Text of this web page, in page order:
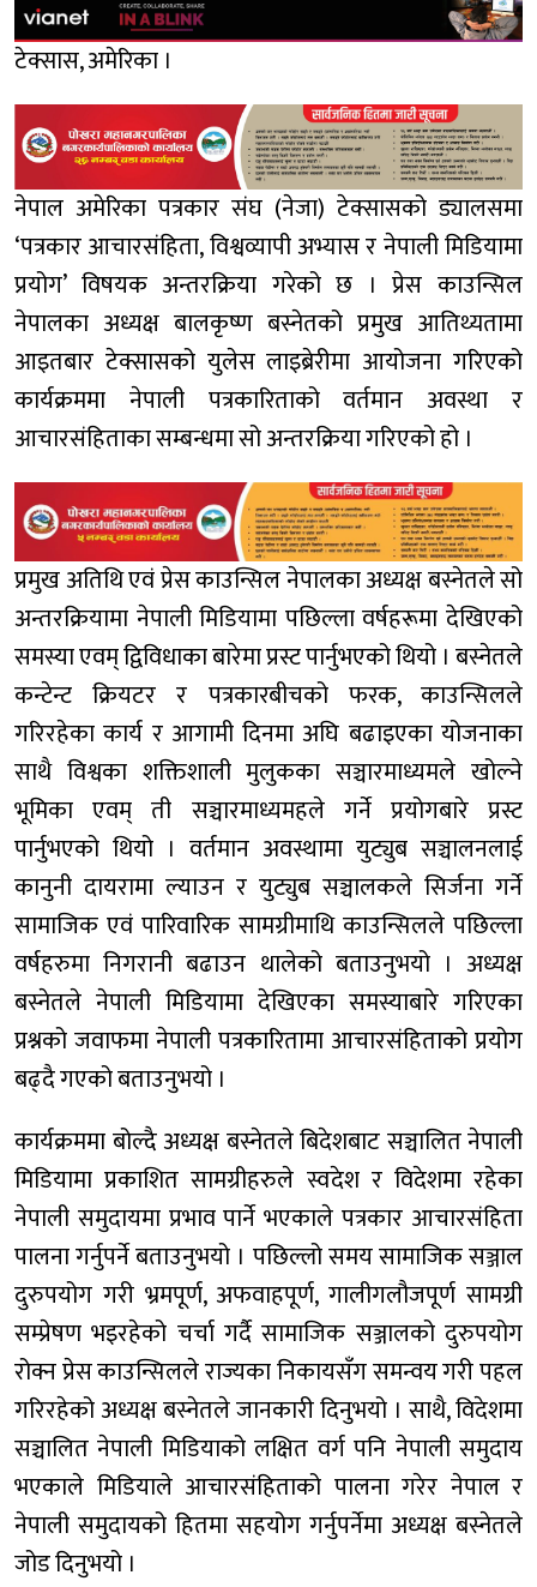
टेक्सास, अमेरिका ।
नेपाल अमेरिका पत्रकार संघ (नेजा) टेक्सासको ड्यालसमा
‘पत्रकार आचारसंहिता, विश्वव्यापी अभ्यास र नेपाली मिडियामा
प्रयोग’ विषयक अन्तरक्रिया गरेको छ । प्रेस काउन्सिल
नेपालका अध्यक्ष बालकृष्ण बस्नेतको प्रमुख आतिथ्यतामा
आइतबार टेक्सासको युलेस लाइब्रेरीमा आयोजना गरिएको
कार्यक्रममा नेपाली पत्रकारिताको वर्तमान अवस्था र
आचारसंहिताका सम्बन्धमा सो अन्तरक्रिया गरिएको हो ।
प्रमुख अतिथि एवं प्रेस काउन्सिल नेपालका अध्यक्ष बस्नेतले सो
अन्तरक्रियामा नेपाली मिडियामा पछिल्ला वर्षहरूमा देखिएको
समस्या एवम् द्विविधाका बारेमा प्रस्ट पार्नुभएको थियो । बस्नेतले
कन्टेन्ट क्रियटर र पत्रकारबीचको फरक, काउन्सिलले
गरिरहेका कार्य र आगामी दिनमा अघि बढाइएका योजनाका
साथै विश्वका शक्तिशाली मुलुकका सञ्चारमाध्यमले खोल्ने
भूमिका एवम् ती सञ्चारमाध्यमहले गर्ने प्रयोगबारे प्रस्ट
पार्नुभएको थियो । वर्तमान अवस्थामा युट्युब सञ्चालनलाई
कानुनी दायरामा ल्याउन र युट्युब सञ्चालकले सिर्जना गर्ने
सामाजिक एवं पारिवारिक सामग्रीमाथि काउन्सिलले पछिल्ला
वर्षहरुमा निगरानी बढाउन थालेको बताउनुभयो । अध्यक्ष
बस्नेतले नेपाली मिडियामा देखिएका समस्याबारे गरिएका
प्रश्नको जवाफमा नेपाली पत्रकारितामा आचारसंहिताको प्रयोग
बढ्दै गएको बताउनुभयो ।
कार्यक्रममा बोल्दै अध्यक्ष बस्नेतले बिदेशबाट सञ्चालित नेपाली
मिडियामा प्रकाशित सामग्रीहरुले स्वदेश र विदेशमा रहेका
नेपाली समुदायमा प्रभाव पार्ने भएकाले पत्रकार आचारसंहिता
पालना गर्नुपर्ने बताउनुभयो । पछिल्लो समय सामाजिक सञ्जाल
दुरुपयोग गरी भ्रमपूर्ण, अफवाहपूर्ण, गालीगलौजपूर्ण सामग्री
सम्प्रेषण भइरहेको चर्चा गर्दै सामाजिक सञ्जालको दुरुपयोग
रोक्न प्रेस काउन्सिलले राज्यका निकायसँग समन्वय गरी पहल
गरिरहेको अध्यक्ष बस्नेतले जानकारी दिनुभयो । साथै, विदेशमा
सञ्चालित नेपाली मिडियाको लक्षित वर्ग पनि नेपाली समुदाय
भएकाले मिडियाले आचारसंहिताको पालना गरेर नेपाल र
नेपाली समुदायको हितमा सहयोग गर्नुपर्नेमा अध्यक्ष बस्नेतले
जोड दिनुभयो ।